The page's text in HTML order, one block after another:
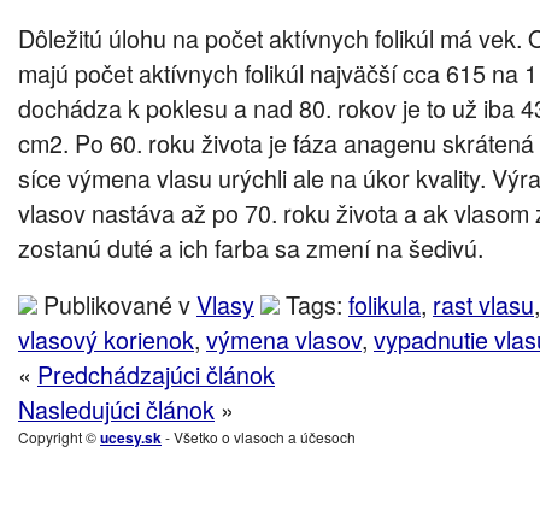
Dôležitú úlohu na počet aktívnych folikúl má vek.
majú počet aktívnych folikúl najväčší cca 615 na
dochádza k poklesu a nad 80. rokov je to už iba
cm2. Po 60. roku života je fáza anagenu
síce výmena vlasu urýchli ale na úkor kvality.
vlasov nastáva až po 70. roku života a ak
zostanú duté a ich farba sa zmení na šedivú.
Publikované vVlasy Tags: folikula, rast vlasu
vlasový korienok, výmena vlasov, vypadnutie
« Predchádzajúci článok
Nasledujúci článok »
Copyright ©ucesy.sk- Všetko o vlasoch a účesoch